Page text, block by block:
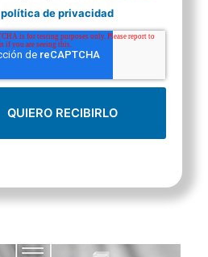
política de privacidad